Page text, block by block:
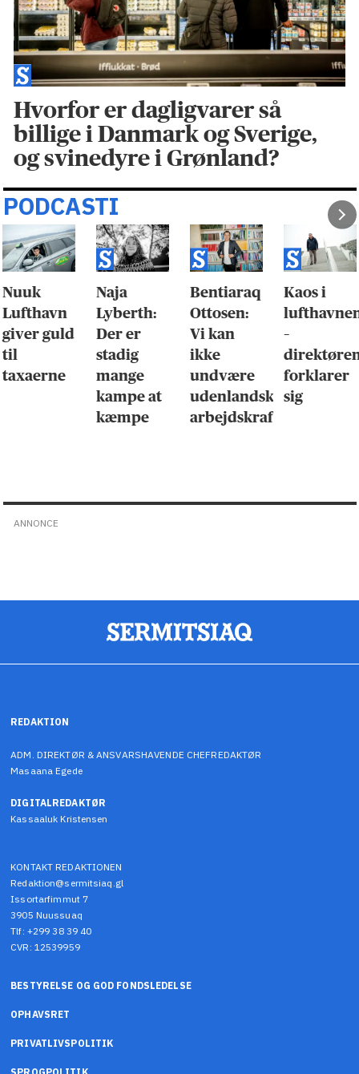
Hvorfor er dagligvarer så
billige i Danmark og Sverige,
og svinedyre i Grønland?
PODCASTI
Nuuk
Lufthavn
giver guld
til
taxaerne
Naja
Lyberth:
Der er
stadig
mange
kampe at
kæmpe
Bentiaraq
Ottosen:
Vi kan
ikke
undvære
udenlandsk
arbejdskraft
Kaos i
–
forklarer
sig
ANNONCE
REDAKTION
ADM. DIREKTØR & ANSVARSHAVENDE CHEFREDAKTØR
Masaana Egede
DIGITALREDAKTØR
Kassaaluk Kristensen
KONTAKT REDAKTIONEN
Redaktion@sermitsiaq.gl
Issortarfimmut 7
3905 Nuussuaq
Tlf: +299 38 39 40
CVR: 12539959
BESTYRELSE OG GOD FONDSLEDELSE
OPHAVSRET
PRIVATLIVSPOLITIK